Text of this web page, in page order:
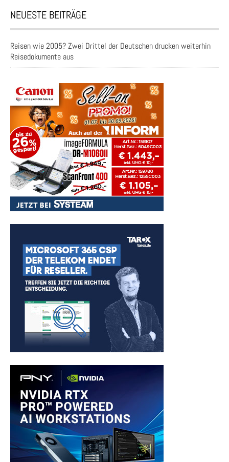
NEUESTE BEITRÄGE
Reisen wie 2005? Zwei Drittel der Deutschen drucken weiterhin
Reisedokumente aus